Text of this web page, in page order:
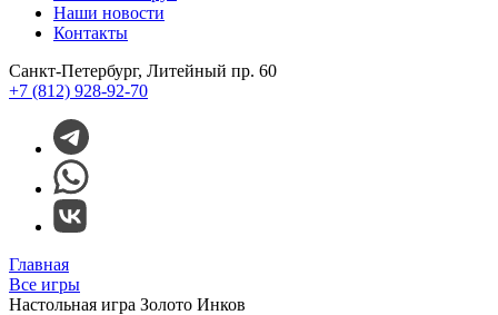
Наши новости
Контакты
Санкт-Петербург, Литейный пр. 60
+7 (812) 928-92-70
Главная
Все игры
Настольная игра Золото Инков